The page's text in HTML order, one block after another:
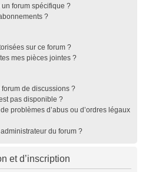
forum spécifique ?
?
sur ce forum ?
mes pièces jointes ?
de discussions ?
pas disponible ?
problèmes d’abus ou d’ordres légaux
du forum ?
et d’inscription